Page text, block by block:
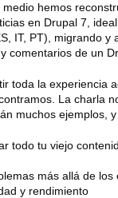
hemos
en Drupal 7,
IT, PT), migrando y
comentarios de un
toda la experiencia
La charla
muchos ejemplos,
todo tu viejo
más allá de los
y rendimiento